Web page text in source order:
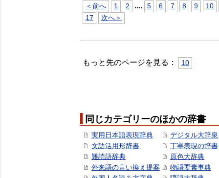
＜前へ 1 2 .... 5 6 7 8 9
10
17
次へ＞
もっと先のページを見る： 10
同じカテゴリーのほかの辞書
実用日本語表現辞典
文語活用形辞書
難読語辞典
外来語の言い換え提案
デジタル大辞泉
丁寧表現の辞書
原色大辞典
物語要素事典